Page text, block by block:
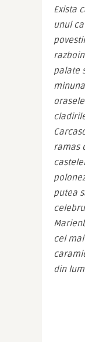
Exista
unul
palate
ramas
putea
cel
din